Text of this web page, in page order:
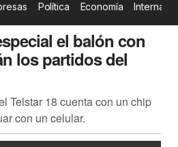
Política Economía
el balón con
los partidos del
Telstar 18 cuenta con un chip
con un celular.